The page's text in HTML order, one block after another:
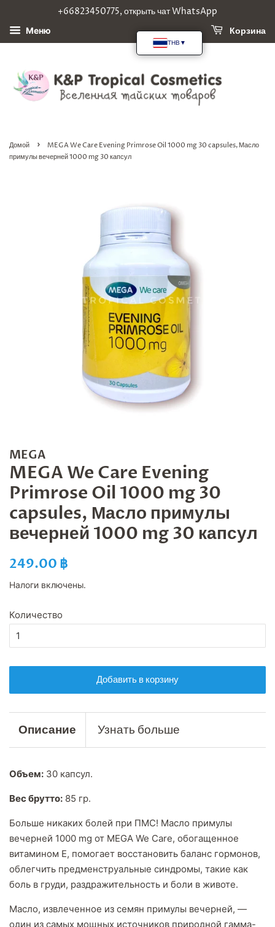
+66823450775, открыть чат WhatsApp
Меню Корзина
Домой ›
MEGA We Care Evening Primrose Oil 1000 mg 30 capsules, Масло
примулы вечерней 1000 mg 30 капсул
MEGA
MEGA We Care Evening
Primrose Oil 1000 mg 30
capsules, Масло примулы
вечерней 1000 mg 30 капсул
Обычная
249.00 ฿
скидкой
Налоги включены.
Количество
Добавить в корзину
Описание Узнать больше
Объем: 30 капсул.
Вес брутто: 85 гр.
Больше никаких болей при ПМС! Масло примулы
вечерней 1000 mg от MEGA We Care, обогащенное
витамином Е, помогает восстановить баланс гормонов,
облегчить предменструальные синдромы, такие как
боль в груди, раздражительность и боли в животе.
Масло, извлеченное из семян примулы вечерней, —
один из самых мощных источников природной гамма-